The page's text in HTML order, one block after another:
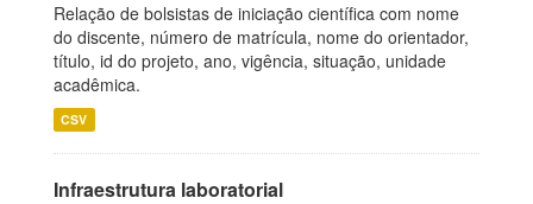
Relação de bolsistas de iniciação científica com nome
do discente, número de matrícula, nome do orientador,
título, id do projeto, ano, vigência, situação, unidade
acadêmica.
CSV
Infraestrutura laboratorial